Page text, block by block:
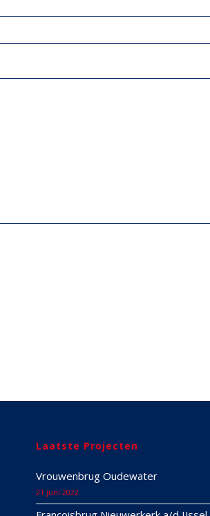
Laatste Projecten
Vrouwenbrug Oudewater
21 juni 2022